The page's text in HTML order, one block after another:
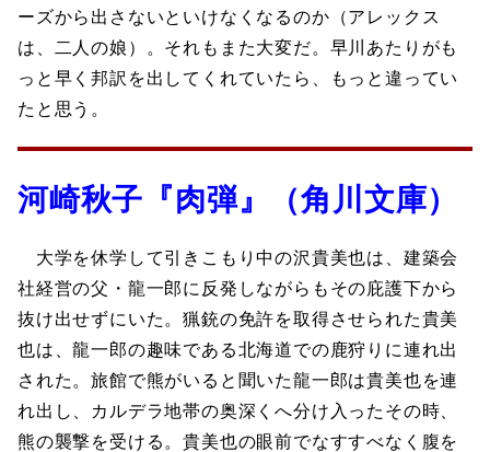
ーズから出さないといけなくなるのか（アレックス
は、二人の娘）。それもまた大変だ。早川あたりがも
っと早く邦訳を出してくれていたら、もっと違ってい
たと思う。
河崎秋子『肉弾』（角川文庫）
大学を休学して引きこもり中の沢貴美也は、建築会
社経営の父・龍一郎に反発しながらもその庇護下から
抜け出せずにいた。猟銃の免許を取得させられた貴美
也は、龍一郎の趣味である北海道での鹿狩りに連れ出
された。旅館で熊がいると聞いた龍一郎は貴美也を連
れ出し、カルデラ地帯の奥深くへ分け入ったその時、
熊の襲撃を受ける。貴美也の眼前でなすすべなく腹を